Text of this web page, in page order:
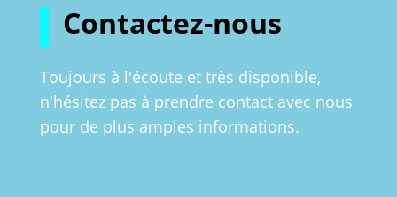
Contactez-nous
Toujours à l'écoute et très disponible,
n'hésitez pas à prendre contact avec nous
pour de plus amples informations.